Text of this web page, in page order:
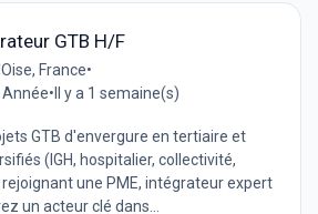
GTB H/F
France•
• Il y a 1 semaine(s)
GTB d'envergure en tertiaire et
(IGH, hospitalier, collectivité,
une PME, intégrateur expert
un acteur clé dans...